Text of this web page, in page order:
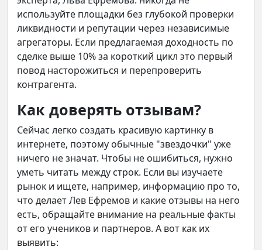
используйте площадки без глубокой проверки
ликвидности и репутации через независимые
агрегаторы. Если предлагаемая доходность по
сделке выше 10% за короткий цикл это первый
повод насторожиться и перепроверить
контрагента.
Как доверять отзывам?
Сейчас легко создать красивую картинку в
интернете, поэтому обычные "звездочки" уже
ничего не значат. Чтобы не ошибиться, нужно
уметь читать между строк. Если вы изучаете
рынок и ищете, например, информацию про то,
что делает Лев Ефремов и какие отзывы на него
есть, обращайте внимание на реальные факты
от его учеников и партнеров. А вот как их
выявить: